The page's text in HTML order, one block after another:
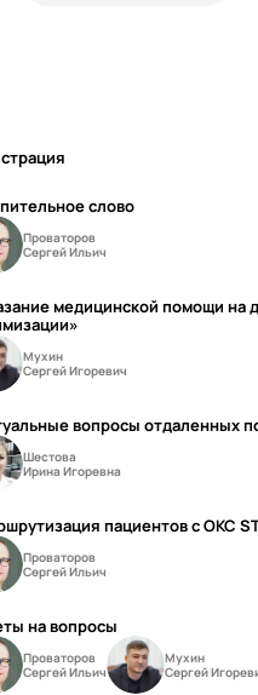
слово
Проваторов
Сергей Ильич
медицинской помощи на
Мухин
Сергей Игоревич
вопросы отдаленных
Шестова
Ирина Игоревна
пациентов с ОКС
Проваторов
Сергей Ильич
на вопросы
Проваторов
Сергей Ильич
Мухин
Сергей